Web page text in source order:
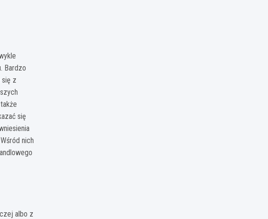
Bardzo
się z
się
nich
albo z